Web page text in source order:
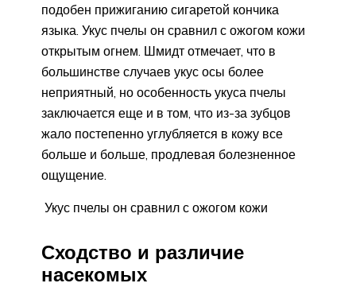
подобен прижиганию сигаретой кончика
языка. Укус пчелы он сравнил с ожогом кожи
открытым огнем. Шмидт отмечает, что в
большинстве случаев укус осы более
неприятный, но особенность укуса пчелы
заключается еще и в том, что из-за зубцов
жало постепенно углубляется в кожу все
больше и больше, продлевая болезненное
ощущение.
Укус пчелы он сравнил с ожогом кожи
Сходство и различие
насекомых